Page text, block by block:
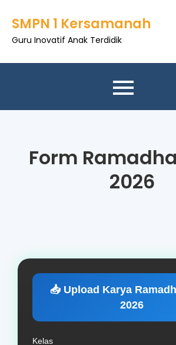
SMPN 1 Kersamanah
Guru Inovatif Anak Terdidik
Form
2026
📥 Upload Karya
2026
Kelas